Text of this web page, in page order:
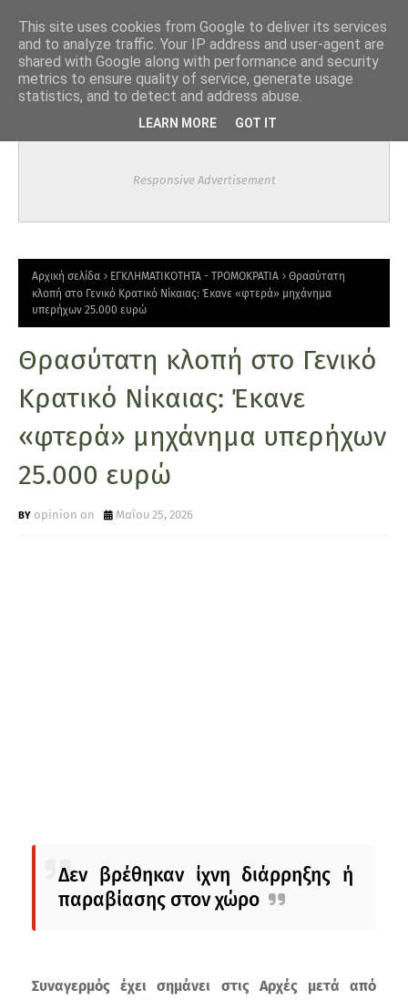
Responsive Advertisement
Αρχική σελίδα ΕΓΚΛΗΜΑΤΙΚΟΤΗΤΑ - ΤΡΟΜΟΚΡΑΤΙΑ
Θρασύτατη
κλοπή στο Γενικό Κρατικό Νίκαιας: Έκανε «φτερά» μηχάνημα
υπερήχων 25.000 ευρώ
Θρασύτατη κλοπή στο Γενικό
Κρατικό Νίκαιας: Έκανε
«φτερά» μηχάνημα υπερήχων
25.000 ευρώ
opinion on Μαΐου 25, 2026
Δεν βρέθηκαν ίχνη διάρρηξης ή
παραβίασης στον χώρο
Συναγερμός έχει σημάνει στις Αρχές μετά από
This site uses cookies from Google to deliver its services
and to analyze traffic. Your IP address and user-agent are
shared with Google along with performance and security
metrics to ensure quality of service, generate usage
statistics, and to detect and address abuse.
LEARN MORE GOT IT